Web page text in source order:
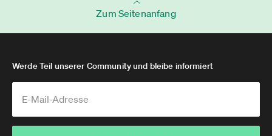
Zum Seitenanfang
Werde Teil unserer Community und bleibe informiert